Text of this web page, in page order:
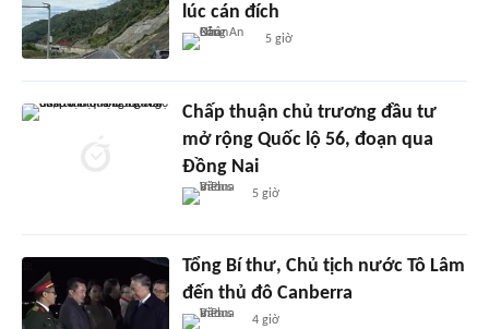
lúc cán đích
5 giờ
Chấp thuận chủ trương đầu tư
mở rộng Quốc lộ 56, đoạn qua
Đồng Nai
5 giờ
Tổng Bí thư, Chủ tịch nước Tô Lâm
đến thủ đô Canberra
4 giờ